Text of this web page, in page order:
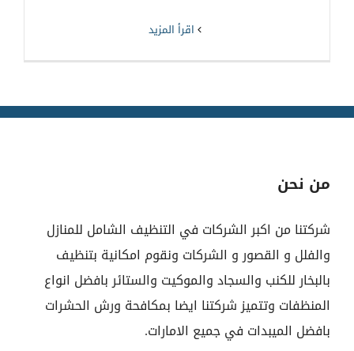
من نحن
شركتنا من اكبر الشركات في التنظيف الشامل للمنازل
والفلل و القصور و الشركات ونقوم امكانية بتنظيف
بالبخار للكنب والسجاد والموكيت والستائر بافضل انواع
المنظفات وتتميز شركتنا ايضا بمكافحة ورش الحشرات
بافضل الميبدات في جميع الامارات.